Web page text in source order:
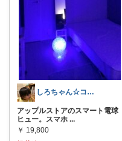
しろちゃん☆コレ歓迎 ♪
アップルストアのスマート電球
ヒュー。スマホ ...
￥ 19,800